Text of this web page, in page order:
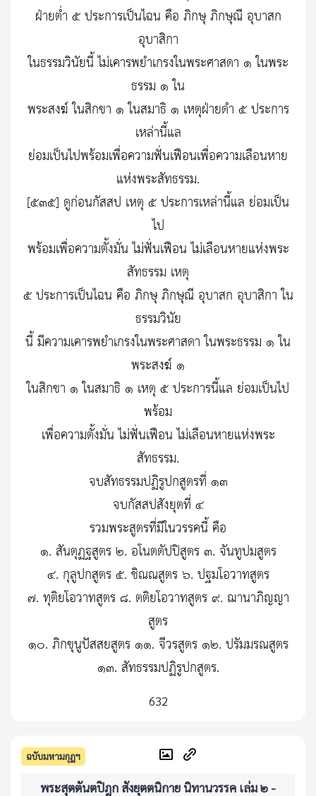
ฝ่ายต่ำ ๕ ประการเป็นไฉน คือ ภิกษุ ภิกษุณี อุบาสก
อุบาสิกา
ในธรรมวินัยนี้ ไม่เคารพยำเกรงในพระศาสดา ๑ ในพระ
ธรรม ๑ ใน
พระสงฆ์ ในสิกขา ๑ ในสมาธิ ๑ เหตุฝ่ายดำ ๕ ประการ
เหล่านี้แล
ย่อมเป็นไปพร้อมเพื่อความฟั่นเฟือนเพื่อความเลือนหาย
แห่งพระสัทธรรม.
[๕๓๕] ดูก่อนกัสสป เหตุ ๕ ประการเหล่านี้แล ย่อมเป็น
ไป
พร้อมเพื่อความตั้งมั่น ไม่ฟั่นเฟือน ไม่เลือนหายแห่งพระ
สัทธรรม เหตุ
๕ ประการเป็นไฉน คือ ภิกษุ ภิกษุณี อุบาสก อุบาสิกา ใน
ธรรมวินัย
นี้ มีความเคารพยำเกรงในพระศาสดา ในพระธรรม ๑ ใน
พระสงฆ์ ๑
ในสิกขา ๑ ในสมาธิ ๑ เหตุ ๕ ประการนี้แล ย่อมเป็นไป
พร้อม
เพื่อความตั้งมั่น ไม่ฟั่นเฟือน ไม่เลือนหายแห่งพระ
สัทธรรม.
จบสัทธรรมปฏิรูปกสูตรที่ ๑๓
จบกัสสปสังยุตที่ ๔
รวมพระสูตรที่มีในวรรคนี้ คือ
๑. สันตุฏฐสูตร ๒. อโนตตัปปิสูตร ๓. จันทูปมสูตร
๔. กุลูปกสูตร ๕. ชิณณสูตร ๖. ปฐมโอวาทสูตร
๗. ทุติยโอวาทสูตร ๘. ตติยโอวาทสูตร ๙. ฌานาภิญญา
สูตร
๑๐. ภิกขุนูปัสสยสูตร ๑๑. จีวรสูตร ๑๒. ปรัมมรณสูตร
๑๓. สัทธรรมปฏิรูปกสูตร.
632
ฉบับมหามกุฏฯ
พระสุตตันตปิฎก สังยุตตนิกาย นิทานวรรค เล่ม ๒ -